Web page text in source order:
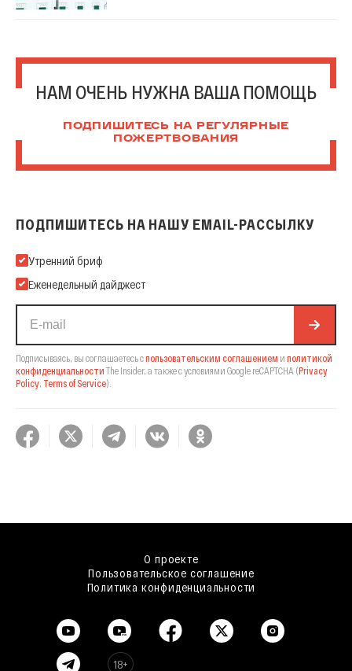
НАМ ОЧЕНЬ НУЖНА ВАША ПОМОЩЬ
ПОДПИШИТЕСЬ НА РЕГУЛЯРНЫЕ
ПОЖЕРТВОВАНИЯ
ПОДПИШИТЕСЬ НА НАШУ EMAIL-РАССЫЛКУ
Подпишитесь на нашу Email-рассылку
Утренний бриф
Еженедельный дайджест
Подписываясь, вы соглашаетесь спользовательским соглашением и политикой
конфиденциальности The Insider, а также с условиями Google reCAPTCHA (Privacy
Policy, Terms of Service).
О проекте
Пользовательское соглашение
Политика конфиденциальности
18+